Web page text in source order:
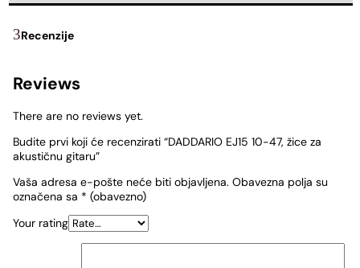
Recenzije
Reviews
There are no reviews yet.
Budite prvi koji će recenzirati “DADDARIO EJ15 10-47, žice za
akustičnu gitaru”
Vaša adresa e-pošte neće biti objavljena. Obavezna polja su
označena sa * (obavezno)
Your rating